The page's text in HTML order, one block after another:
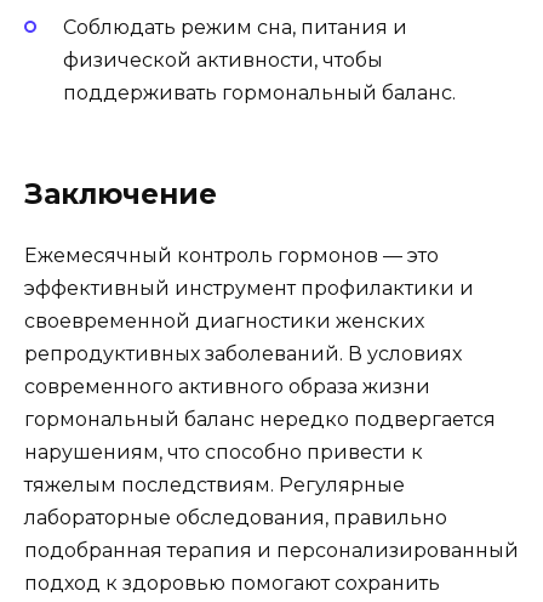
Соблюдать режим сна, питания и
физической активности, чтобы
поддерживать гормональный баланс.
Заключение
Ежемесячный контроль гормонов — это
эффективный инструмент профилактики и
своевременной диагностики женских
репродуктивных заболеваний. В условиях
современного активного образа жизни
гормональный баланс нередко подвергается
нарушениям, что способно привести к
тяжелым последствиям. Регулярные
лабораторные обследования, правильно
подобранная терапия и персонализированный
подход к здоровью помогают сохранить